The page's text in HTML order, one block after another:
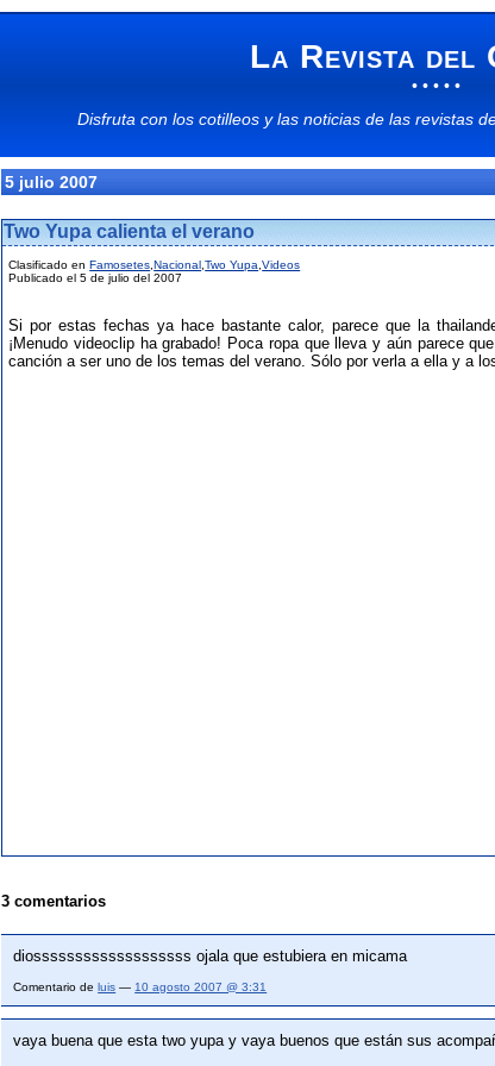
La Revista del
• • • • •
Disfruta con los cotilleosy las noticiasde las revistas
5 julio 2007
Two Yupa calienta el verano
Clasificado enFamosetes ,Nacional ,Two Yupa ,Videos
Publicado el 5 de julio del 2007
Si por estas fechas ya hace bastante calor, parece que la
¡Menudo videoclip ha grabado! Poca ropa que lleva y aún parece
canción a ser uno de los temas del verano. Sólo por verla a ella y a
3 comentarios
diosssssssssssssssssss ojala que estubiera en micama
Comentario deluis — 10 agosto 2007 @ 3:31
vaya buena que esta two yupa y vaya buenos que están sus